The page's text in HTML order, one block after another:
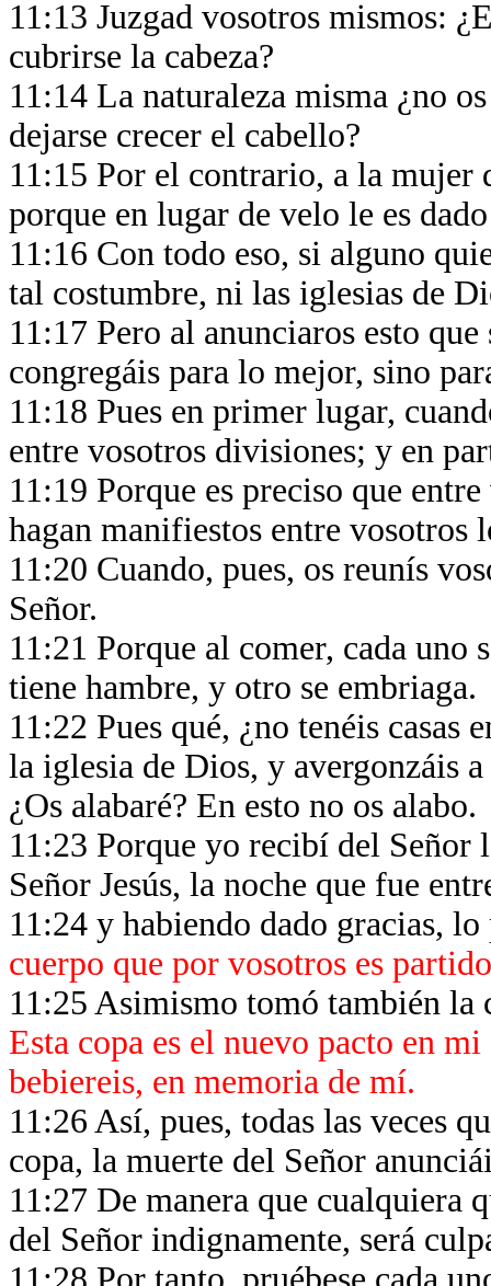
11:13 Juzgad vosotros mismos:
cubrirse la cabeza?
11:14 La naturaleza misma ¿no
dejarse crecer el cabello?
11:15 Por el contrario, a la mujer
porque en lugar de velo le es
11:16 Con todo eso, si alguno
tal costumbre, ni las iglesias de
11:17 Pero al anunciaros esto
congregáis para lo mejor, sino
11:18 Pues en primer lugar,
entre vosotros divisiones; y en
11:19 Porque es preciso que
hagan manifiestos entre vosotros
11:20 Cuando, pues, os reunís
Señor.
11:21 Porque al comer, cada uno
tiene hambre, y otro se embriaga.
11:22 Pues qué, ¿no tenéis casas
la iglesia de Dios, y avergonzáis
¿Os alabaré? En esto no os alabo.
11:23 Porque yo recibí del Señor
Señor Jesús, la noche que fue
11:24 y habiendo dado gracias,
cuerpo que por vosotros es
11:25 Asimismo tomó también la
Esta copa es el nuevo pacto en
bebiereis, en memoria de mí.
11:26 Así, pues, todas las veces
copa, la muerte del Señor
11:27 De manera que cualquiera
del Señor indignamente, será